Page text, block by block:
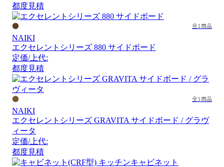
都度見積
全1商品
NAIKI
エクセレントシリーズ 880 サイドボード
定価/上代:
都度見積
全1商品
NAIKI
エクセレントシリーズ GRAVITA サイドボード / グラヴ
ィータ
定価/上代:
都度見積